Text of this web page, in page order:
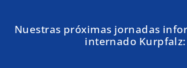
Nuestras próximas jornadas
internado Kurpfalz: